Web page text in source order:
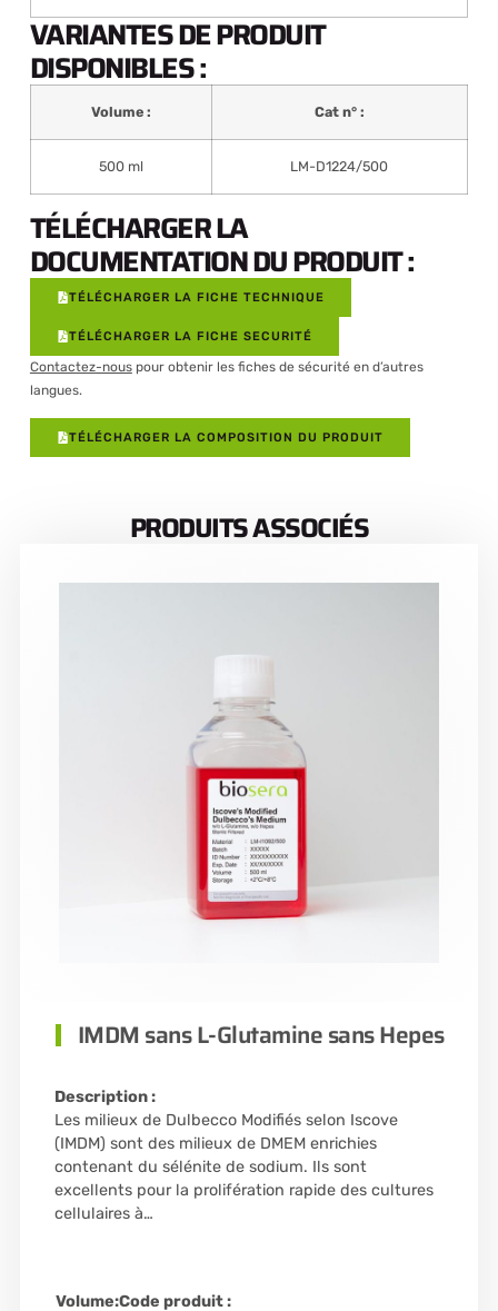
VARIANTES DE PRODUIT
DISPONIBLES :
Volume : Cat n° :
500 ml LM-D1224/500
TÉLÉCHARGER LA
DOCUMENTATION DU PRODUIT :
TÉLÉCHARGER LA FICHE TECHNIQUE
TÉLÉCHARGER LA FICHE SECURITÉ
Contactez-nouspour obtenir les fiches de sécurité en d’autres
langues.
TÉLÉCHARGER LA COMPOSITION DU PRODUIT
PRODUITS ASSOCIÉS
IMDM sans L-Glutamine sans Hepes
Description :
Les milieux de Dulbecco Modifiés selon Iscove
(IMDM) sont des milieux de DMEM enrichies
contenant du sélénite de sodium. Ils sont
excellents pour la prolifération rapide des cultures
cellulaires à…
Volume:Code produit :